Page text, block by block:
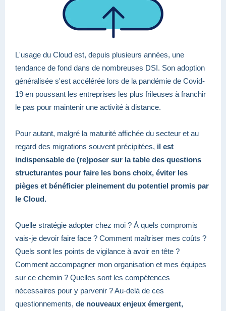
L'usage du Cloud est, depuis plusieurs années, une
tendance de fond dans de nombreuses DSI. Son adoption
généralisée s'est accélérée lors de la pandémie de Covid-
19 en poussant les entreprises les plus frileuses à franchir
le pas pour maintenir une activité à distance.
Pour autant, malgré la maturité affichée du secteur et au
regard des migrations souvent précipitées, il est
indispensable de (re)poser sur la table des questions
structurantes pour faire les bons choix, éviter les
pièges et bénéficier pleinement du potentiel promis par
le Cloud.
Quelle stratégie adopter chez moi ? À quels compromis
vais-je devoir faire face ? Comment maîtriser mes coûts ?
Quels sont les points de vigilance à avoir en tête ?
Comment accompagner mon organisation et mes équipes
sur ce chemin ? Quelles sont les compétences
nécessaires pour y parvenir ? Au-delà de ces
questionnements, de nouveaux enjeux émergent,